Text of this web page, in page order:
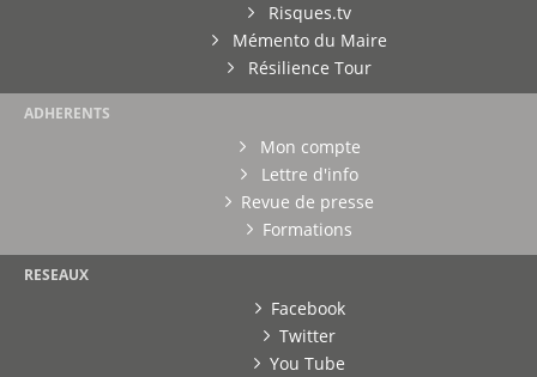
Risques.tv
Mémento du Maire
Résilience Tour
ADHERENTS
Mon compte
Lettre d'info
Revue de presse
Formations
RESEAUX
Facebook
Twitter
You Tube